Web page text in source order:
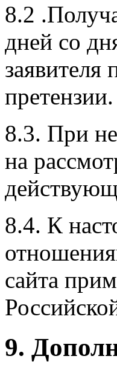
8.2
дней со
заявителя
претензии.
8.3. При
на
8.4. К
сайта
9.